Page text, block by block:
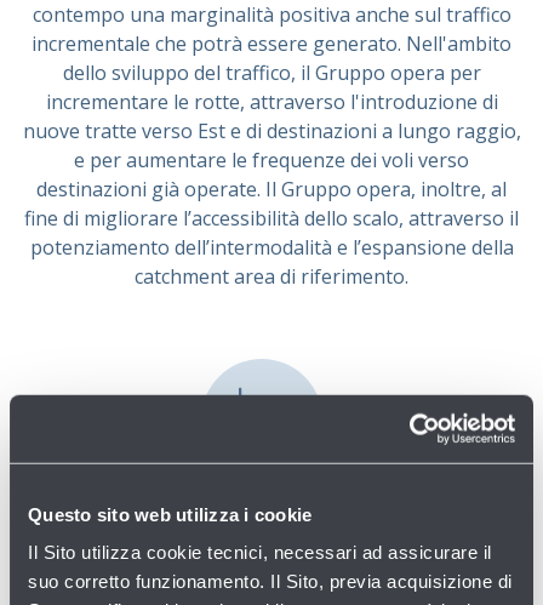
Questo sito web utilizza i cookie
Il Sito utilizza cookie tecnici, necessari ad assicurare il
suo corretto funzionamento. Il Sito, previa acquisizione di
contempo una marginalità positiva anche sul traffico
incrementale che potrà essere generato. Nell'ambito
dello sviluppo del traffico, il Gruppo opera per
incrementare le rotte, attraverso l'introduzione di
nuove tratte verso Est e di destinazioni a lungo raggio,
e per aumentare le frequenze dei voli verso
destinazioni già operate. Il Gruppo opera, inoltre, al
fine di migliorare l’accessibilità dello scalo, attraverso il
potenziamento dell’intermodalità e l’espansione della
catchment area di riferimento.
Develop
Funzionale allo sviluppo del business del Gruppo è la
realizzazione degli investimenti previsti nel Master